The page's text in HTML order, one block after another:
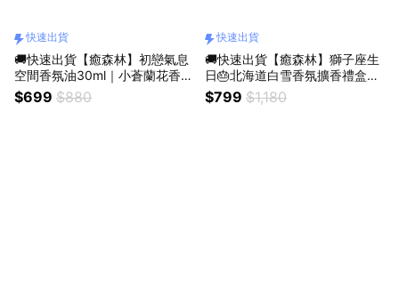
快速出貨
🚚快速出貨【癒森林】初戀氣息
空間香氛油30ml｜小蒼蘭花香
（擴香專用／質感香氛／療癒小
物／甜蜜香氛）
$699 $880
快速出貨
🚚快速出貨【癒森林】獅子座生
日🎂北海道白雪香氛擴香禮盒｜
水晶杯+棉花+15ml香氛油（收
禮人自選香氣／生日禮物／質感
$799 $1,180